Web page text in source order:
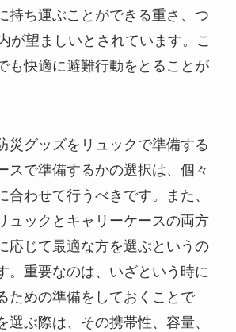
持ち運ぶことができる重さ、つ
が望ましいとされています。こ
も快適に避難行動をとることが
災グッズをリュックで準備する
スで準備するかの選択は、個々
合わせて行うべきです。また、
ュックとキャリーケースの両方
応じて最適な方を選ぶというの
。重要なのは、いざという時に
ための準備をしておくことで
選ぶ際は、その携帯性、容量、